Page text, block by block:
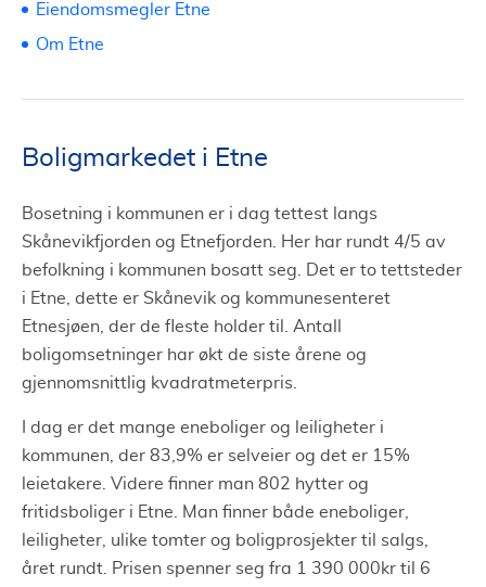
Boligmarkedet i Etne
Bosetning i kommunen er i dag tettest langs
Skånevikfjorden og Etnefjorden. Her har rundt 4/5 av
befolkning i kommunen bosatt seg. Det er to tettsteder
i Etne, dette er Skånevik og kommunesenteret
Etnesjøen, der de fleste holder til. Antall
boligomsetninger har økt de siste årene og
gjennomsnittlig kvadratmeterpris.
I dag er det mange eneboliger og leiligheter i
kommunen, der 83,9% er selveier og det er 15%
leietakere. Videre finner man 802 hytter og
fritidsboliger i Etne. Man finner både eneboliger,
leiligheter, ulike tomter og boligprosjekter til salgs,
året rundt. Prisen spenner seg fra 1 390 000kr til 6
Eiendomsmegler Etne
Om Etne